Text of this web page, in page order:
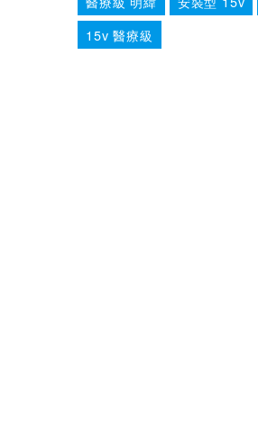
15v 醫療級